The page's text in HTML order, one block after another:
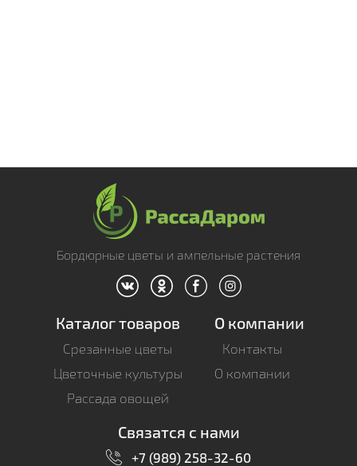
Бордюрные цветы и ампельные растения
Каталог товаров
Срезанные цветы
Цветочные культуры
Рассада овощей
О компании
Контакты
О компании
Связатся с нами
+7 (989) 258-32-60